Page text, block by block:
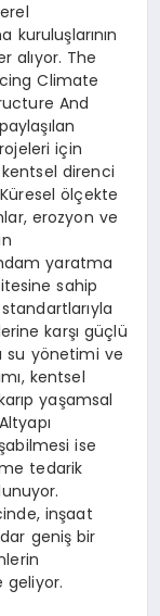
kuruluşlarının
alıyor. The
Climate
And
için
direnci
ölçekte
erozyon ve
yaratma
sahip
karşı güçlü
su yönetimi ve
kentsel
yaşamsal
ise
tedarik
inşaat
geniş bir
geliyor.